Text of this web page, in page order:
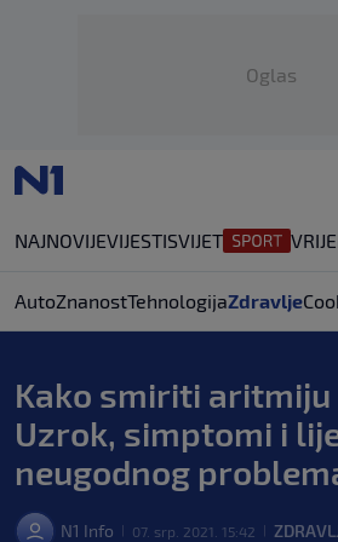
Oglas
NAJNOVIJEVIJESTISVIJET
AutoZnanostTehnologijaZdravlje
Kako smiriti aritmiju
Uzrok, simptomi i
neugodnog
N1 Info 07. srp. 2021. 15:42